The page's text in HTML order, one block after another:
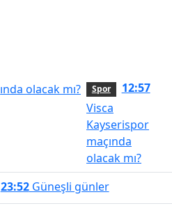
Spor
12:57
Visca
Kayserispor
maçında
olacak mı?
23:52Güneşli günler